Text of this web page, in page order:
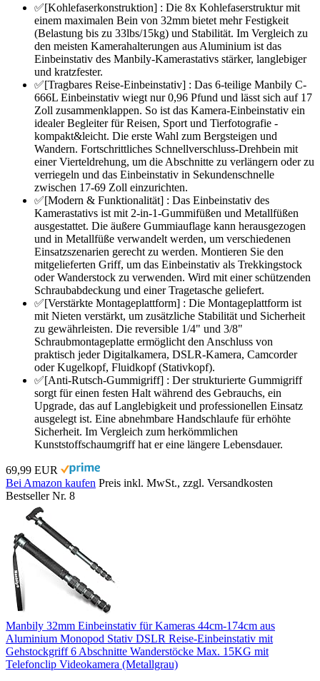
✅[Kohlefaserkonstruktion] : Die 8x Kohlefaserstruktur mit
einem maximalen Bein von 32mm bietet mehr Festigkeit
(Belastung bis zu 33lbs/15kg) und Stabilität. Im Vergleich zu
den meisten Kamerahalterungen aus Aluminium ist das
Einbeinstativ des Manbily-Kamerastativs stärker, langlebiger
und kratzfester.
✅[Tragbares Reise-Einbeinstativ] : Das 6-teilige Manbily C-
666L Einbeinstativ wiegt nur 0,96 Pfund und lässt sich auf 17
Zoll zusammenklappen. So ist das Kamera-Einbeinstativ ein
idealer Begleiter für Reisen, Sport und Tierfotografie -
kompakt&leicht. Die erste Wahl zum Bergsteigen und
Wandern. Fortschrittliches Schnellverschluss-Drehbein mit
einer Vierteldrehung, um die Abschnitte zu verlängern oder zu
verriegeln und das Einbeinstativ in Sekundenschnelle
zwischen 17-69 Zoll einzurichten.
✅[Modern & Funktionalität] : Das Einbeinstativ des
Kamerastativs ist mit 2-in-1-Gummifüßen und Metallfüßen
ausgestattet. Die äußere Gummiauflage kann herausgezogen
und in Metallfüße verwandelt werden, um verschiedenen
Einsatzszenarien gerecht zu werden. Montieren Sie den
mitgelieferten Griff, um das Einbeinstativ als Trekkingstock
oder Wanderstock zu verwenden. Wird mit einer schützenden
Schraubabdeckung und einer Tragetasche geliefert.
✅[Verstärkte Montageplattform] : Die Montageplattform ist
mit Nieten verstärkt, um zusätzliche Stabilität und Sicherheit
zu gewährleisten. Die reversible 1/4" und 3/8"
Schraubmontageplatte ermöglicht den Anschluss von
praktisch jeder Digitalkamera, DSLR-Kamera, Camcorder
oder Kugelkopf, Fluidkopf (Stativkopf).
✅[Anti-Rutsch-Gummigriff] : Der strukturierte Gummigriff
sorgt für einen festen Halt während des Gebrauchs, ein
Upgrade, das auf Langlebigkeit und professionellen Einsatz
ausgelegt ist. Eine abnehmbare Handschlaufe für erhöhte
Sicherheit. Im Vergleich zum herkömmlichen
Kunststoffschaumgriff hat er eine längere Lebensdauer.
69,99 EUR
Bei Amazon kaufen Preis inkl. MwSt., zzgl. Versandkosten
Bestseller Nr. 8
Manbily 32mm Einbeinstativ für Kameras 44cm-174cm aus
Aluminium Monopod Stativ DSLR Reise-Einbeinstativ mit
Gehstockgriff 6 Abschnitte Wanderstöcke Max. 15KG mit
Telefonclip Videokamera (Metallgrau)